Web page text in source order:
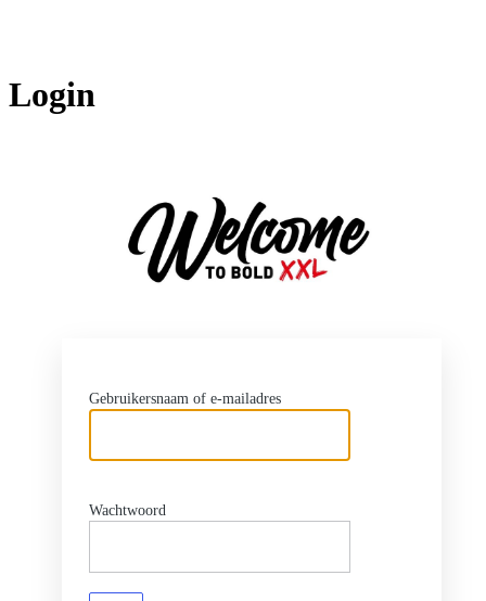
Login
Gebruikersnaam of e-mailadres
Wachtwoord